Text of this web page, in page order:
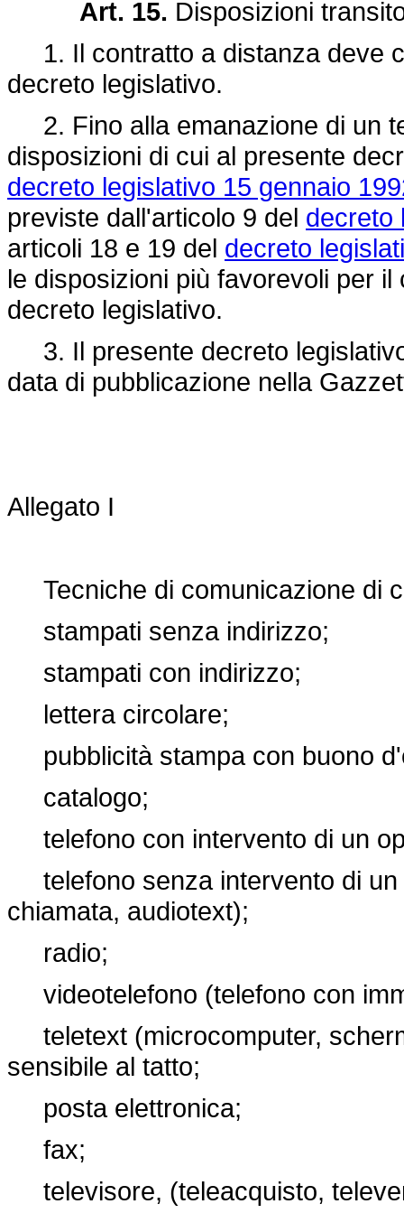
Art. 15. Disposizioni
1. Il contratto a distanza deve
decreto legislativo.
2. Fino alla emanazione di un
disposizioni di cui al presente
decreto legislativo 15 gennaio
previste dall'articolo 9 del decreto
articoli 18 e 19 del decreto
le disposizioni più favorevoli per
decreto legislativo.
3. Il presente decreto
data di pubblicazione nella
Allegato I
Tecniche di comunicazione di
stampati senza indirizzo;
stampati con indirizzo;
lettera circolare;
pubblicità stampa con buono
catalogo;
telefono con intervento di un
telefono senza intervento di un
chiamata, audiotext);
radio;
videotelefono (telefono con
teletext (microcomputer,
sensibile al tatto;
posta elettronica;
fax;
televisore, (teleacquisto,